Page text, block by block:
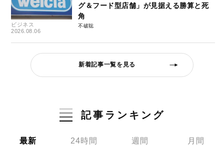
ビジネス
2026.08.06
グ＆フード型店舗」が見据える勝算と死
角
不破聡
新着記事一覧を見る
記事ランキング
最新 24時間 週間 月間